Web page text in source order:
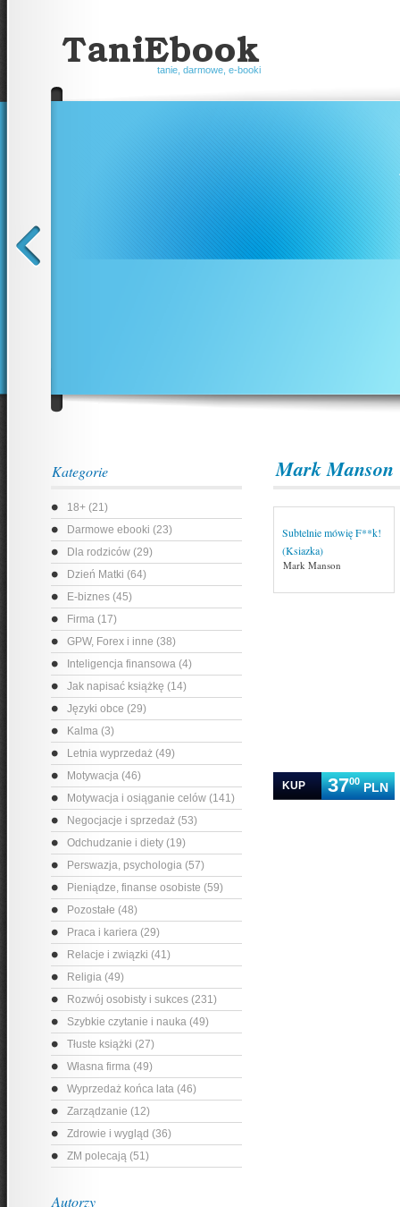
tanie, darmowe, e-booki
Kategorie
18+ (21)
Darmowe ebooki (23)
Dla rodziców (29)
Dzień Matki (64)
E-biznes (45)
Firma (17)
GPW, Forex i inne (38)
Inteligencja finansowa (4)
Jak napisać książkę (14)
Języki obce (29)
Kalma (3)
Letnia wyprzedaż (49)
Motywacja (46)
Motywacja i osiąganie celów (141)
Negocjacje i sprzedaż (53)
Odchudzanie i diety (19)
Perswazja, psychologia (57)
Pieniądze, finanse osobiste (59)
Pozostałe (48)
Praca i kariera (29)
Relacje i związki (41)
Religia (49)
Rozwój osobisty i sukces (231)
Szybkie czytanie i nauka (49)
Tłuste książki (27)
Własna firma (49)
Wyprzedaż końca lata (46)
Zarządzanie (12)
Zdrowie i wygląd (36)
ZM polecają (51)
Autorzy
Mark Manson
Subtelnie mówię F**k!
(Ksiazka)
Mark Manson
KUP 3700PLN